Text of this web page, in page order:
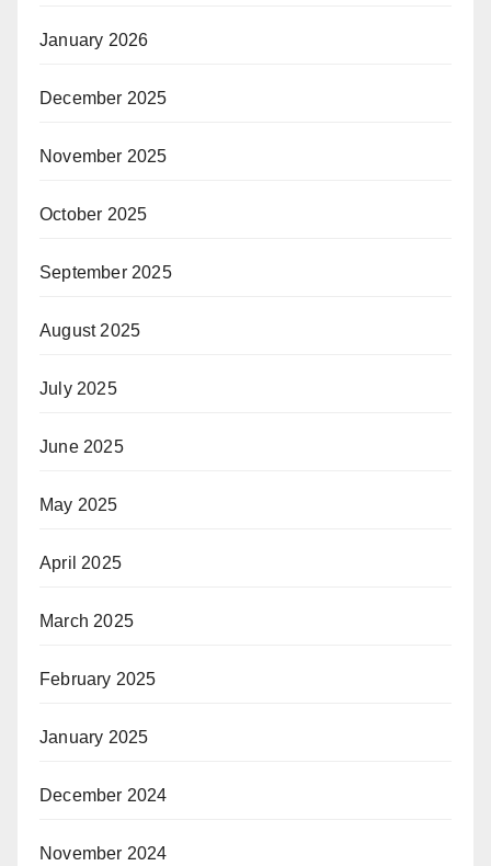
January 2026
December 2025
November 2025
October 2025
September 2025
August 2025
July 2025
June 2025
May 2025
April 2025
March 2025
February 2025
January 2025
December 2024
November 2024